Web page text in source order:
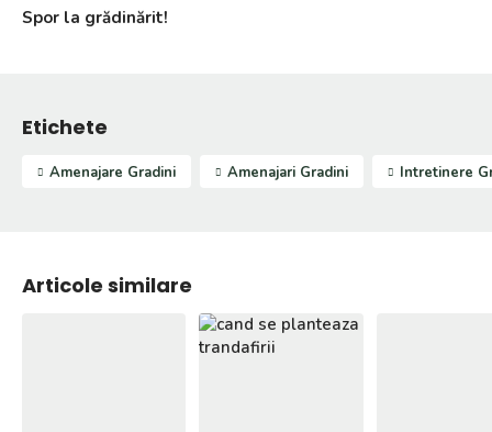
Spor la grădinărit!
Etichete
Amenajare Gradini Amenajari Gradini Intretinere
Articole similare